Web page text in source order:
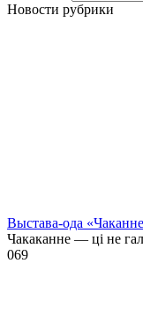
Новости рубрики
Выстава-ода
Чакаканне — ці не
069